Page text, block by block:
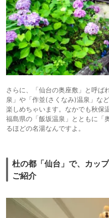
さらに、「仙台の奥座敷」と呼ば
泉」や「作並(さくなみ)温泉」な
楽しめちゃいます。なかでも秋保
福島県の「飯坂温泉」とともに「
るほどの名湯なんですよ。
杜の都「仙台」で、カッ
ご紹介